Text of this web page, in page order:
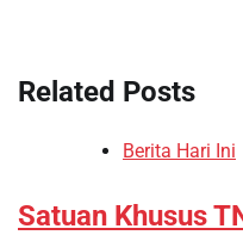
Related Posts
Berita Hari Ini
Satuan Khusus